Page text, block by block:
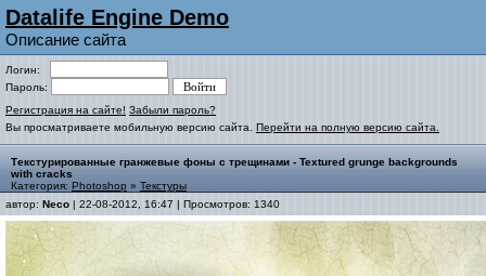
Datalife Engine Demo
Описание сайта
Логин:
Пароль:
Регистрация на сайте! Забыли пароль?
Вы просматриваете мобильную версию сайта. Перейти на полную версию сайта.
Текстурированные гранжевые фоны с трещинами - Textured grunge backgrounds
with cracks
Категория: Photoshop » Текстуры
автор: Neco | 22-08-2012, 16:47 | Просмотров: 1340